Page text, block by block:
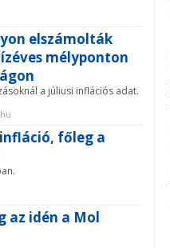
elszámolták
mélyponton
a júliusi inflációs adat.
főleg a
az idén a Mol